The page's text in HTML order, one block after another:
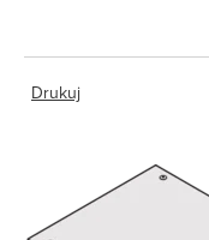
Drukuj